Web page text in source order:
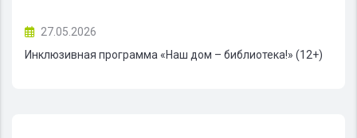
27.05.2026
Инклюзивная программа «Наш дом – библиотека!» (12+)